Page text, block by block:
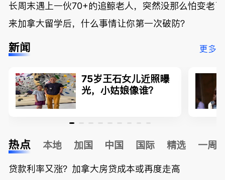
长周末遇上一伙70+的追鲸老人，突然没那么怕变老了
来加拿大留学后，什么事情让你第一次破防？
新闻 更多
75岁王石女儿近照曝
光，小姑娘像谁？
热点 本地 加国 中国 国际 精选 一周
贷款利率又涨？加拿大房贷成本或再度走高